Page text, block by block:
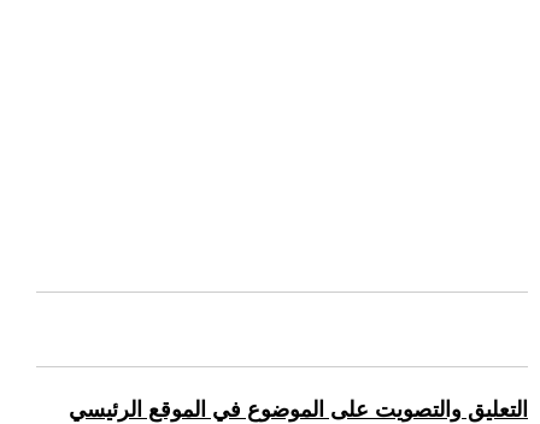
التعليق والتصويت على الموضوع في الموقع الرئيسي